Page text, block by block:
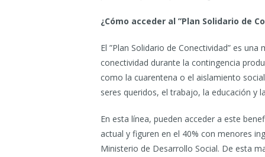
¿Cómo acceder al ”Plan Solidario de
El ”Plan Solidario de Conectividad” es
conectividad durante la contingencia
como la cuarentena o el aislamiento
seres queridos, el trabajo, la educación y
En esta línea, pueden acceder a este
actual y figuren en el 40% con menores
Ministerio de Desarrollo Social. De esta